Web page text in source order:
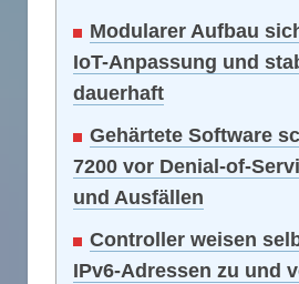
Modularer Aufbau
IoT-Anpassung und
dauerhaft
Gehärtete Software
7200 vor Denial-of-
und Ausfällen
Controller weisen
IPv6-Adressen zu und